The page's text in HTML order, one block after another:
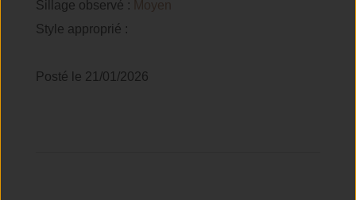
Sillage observé : Moyen
Style approprié :
Posté le 21/01/2026